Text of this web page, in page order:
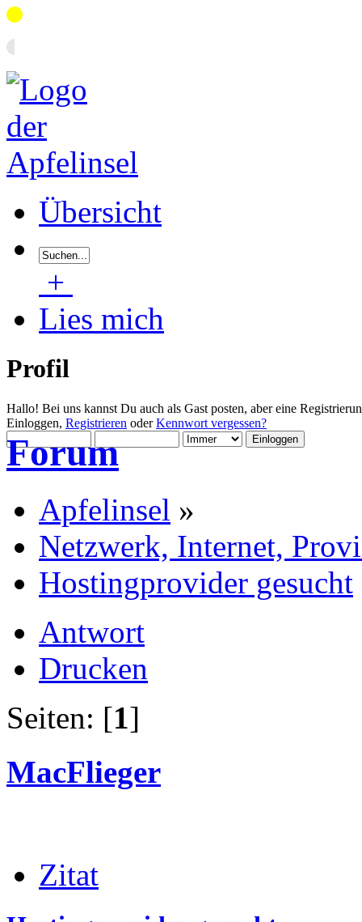
Übersicht
+
Lies mich
Profil
Hallo! Bei uns kannst Du auch als Gast posten, aber eine
Einloggen, Registrieren oderKennwort vergessen?
Forum
Apfelinsel »
Netzwerk, Internet,
Hostingprovider gesucht
Antwort
Drucken
Seiten: [1]
MacFlieger
Zitat